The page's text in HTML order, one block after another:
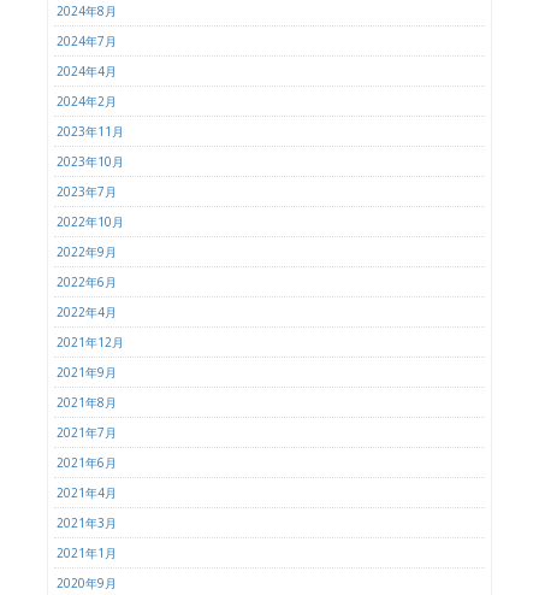
2024年8月
2024年7月
2024年4月
2024年2月
2023年11月
2023年10月
2023年7月
2022年10月
2022年9月
2022年6月
2022年4月
2021年12月
2021年9月
2021年8月
2021年7月
2021年6月
2021年4月
2021年3月
2021年1月
2020年9月